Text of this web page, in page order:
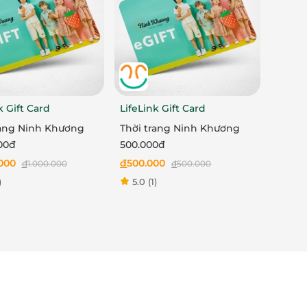
Gift Card
Ninh Khương
đ1.000.000
LifeLink Gift Card
Thời trang Ninh Khương
500.000đ
đ500.000 đ500.000
5.0 (1)